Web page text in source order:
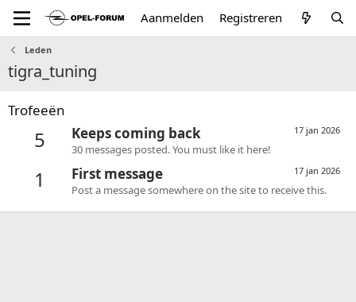
Aanmelden Registreren
Leden
tigra_tuning
Trofeeën
5 17 jan 2026
Keeps coming back
30 messages posted. You must like it here!
1 17 jan 2026
First message
Post a message somewhere on the site to receive this.